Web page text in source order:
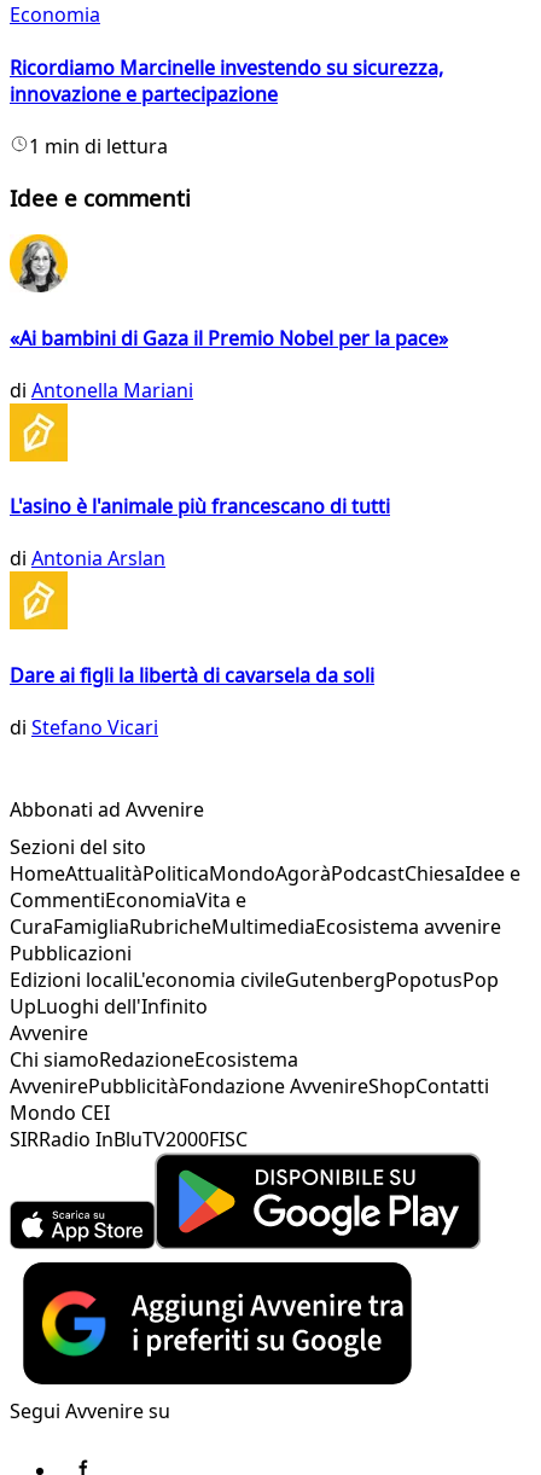
Economia
Ricordiamo Marcinelle investendo su sicurezza,
innovazione e partecipazione
1 min di lettura
Idee e commenti
«Ai bambini di Gaza il Premio Nobel per la pace»
di Antonella Mariani
L'asino è l'animale più francescano di tutti
di Antonia Arslan
Dare ai figli la libertà di cavarsela da soli
di Stefano Vicari
Abbonati ad Avvenire
Sezioni del sito
HomeAttualitàPoliticaMondoAgoràPodcastChiesaIdee e
CommentiEconomiaVita e
CuraFamigliaRubricheMultimediaEcosistema avvenire
Pubblicazioni
Edizioni localiL'economia civileGutenbergPopotusPop
UpLuoghi dell'Infinito
Avvenire
Chi siamoRedazioneEcosistema
AvvenirePubblicitàFondazione AvvenireShopContatti
Mondo CEI
SIRRadio InBluTV2000FISC
Segui Avvenire su